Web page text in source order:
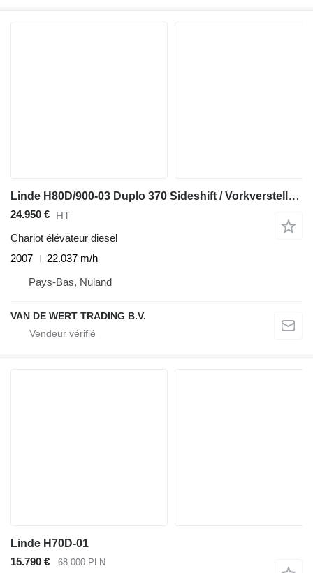
Linde H80D/900-03 Duplo 370 Sideshift / Vorkversteller 6 cilinder Dies
24.950 € HT
Chariot élévateur diesel
2007
22.037 m/h
Pays-Bas, Nuland
VAN DE WERT TRADING B.V.
Linde H70D-01
15.790 €
68.000 PLN